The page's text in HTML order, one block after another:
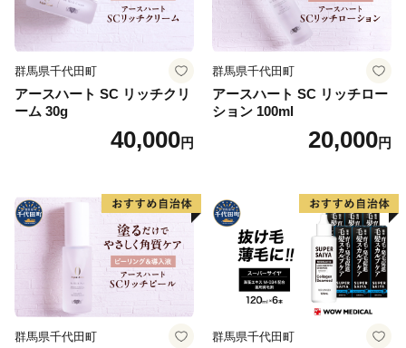
群馬県千代田町
アースハート SC リッチクリ
ーム 30g
40,000円
群馬県千代田町
アースハート SC リッチロー
ション 100ml
20,000円
群馬県千代田町 群馬県千代田町